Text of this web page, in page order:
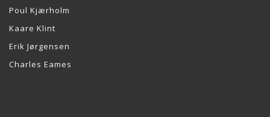
Poul Kjærholm
Kaare Klint
Erik Jørgensen
Charles Eames